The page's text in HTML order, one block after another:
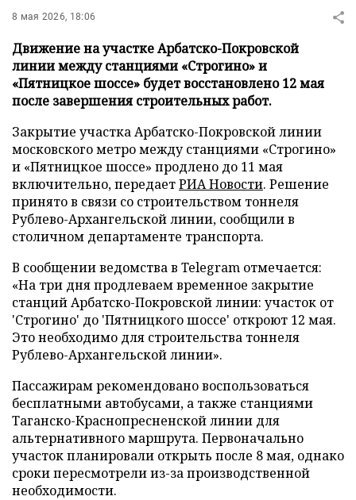
8 мая 2026, 18:06
Движение на участке Арбатско-Покровской
линии между станциями «Строгино» и
«Пятницкое шоссе» будет восстановлено 12 мая
после завершения строительных работ.
Закрытие участка Арбатско-Покровской линии
московского метро между станциями «Строгино»
и «Пятницкое шоссе» продлено до 11 мая
включительно, передаетРИА Новости. Решение
принято в связи со строительством тоннеля
Рублево-Архангельской линии, сообщили в
столичном департаменте транспорта.
В сообщении ведомства в Telegram отмечается:
«На три дня продлеваем временное закрытие
станций Арбатско-Покровской линии: участок от
'Строгино' до 'Пятницкого шоссе' откроют 12 мая.
Это необходимо для строительства тоннеля
Рублево-Архангельской линии».
Пассажирам рекомендовано воспользоваться
бесплатными автобусами, а также станциями
Таганско-Краснопресненской линии для
альтернативного маршрута. Первоначально
участок планировали открыть после 8 мая, однако
сроки пересмотрели из-за производственной
необходимости.